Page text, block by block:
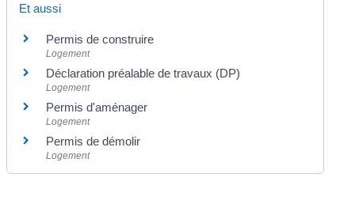
Et aussi
Permis de construire
Logement
Déclaration préalable de travaux (DP)
Logement
Permis d'aménager
Logement
Permis de démolir
Logement